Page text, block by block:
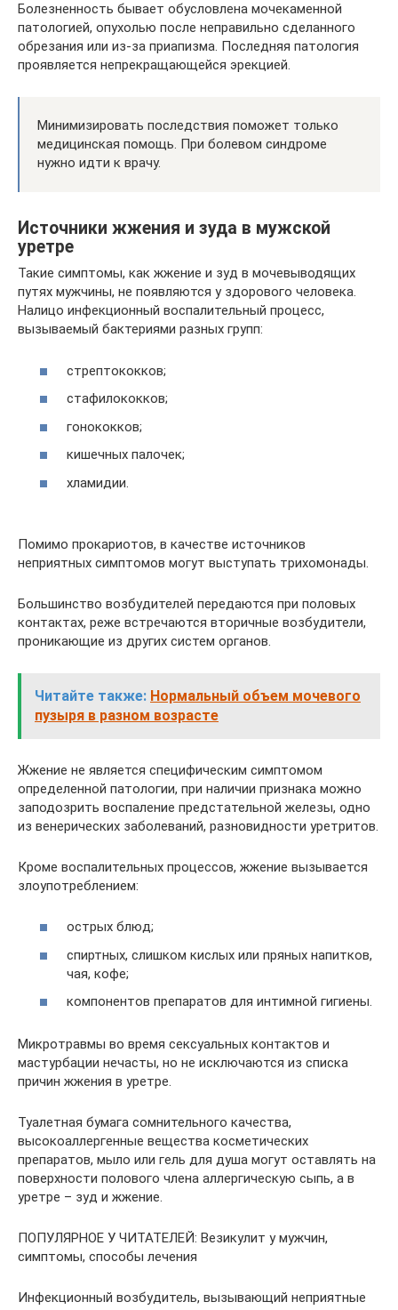
Болезненность бывает обусловлена мочекаменной
патологией, опухолью после неправильно сделанного
обрезания или из-за приапизма. Последняя патология
проявляется непрекращающейся эрекцией.
Минимизировать последствия поможет только
медицинская помощь. При болевом синдроме
нужно идти к врачу.
Источники жжения и зуда в мужской
уретре
Такие симптомы, как жжение и зуд в мочевыводящих
путях мужчины, не появляются у здорового человека.
Налицо инфекционный воспалительный процесс,
вызываемый бактериями разных групп:
стрептококков;
стафилококков;
гонококков;
кишечных палочек;
хламидии.
Помимо прокариотов, в качестве источников
неприятных симптомов могут выступать трихомонады.
Большинство возбудителей передаются при половых
контактах, реже встречаются вторичные возбудители,
проникающие из других систем органов.
Читайте также: Нормальный объем мочевого
пузыря в разном возрасте
Жжение не является специфическим симптомом
определенной патологии, при наличии признака можно
заподозрить воспаление предстательной железы, одно
из венерических заболеваний, разновидности уретритов.
Кроме воспалительных процессов, жжение вызывается
злоупотреблением:
острых блюд;
спиртных, слишком кислых или пряных напитков,
чая, кофе;
компонентов препаратов для интимной гигиены.
Микротравмы во время сексуальных контактов и
мастурбации нечасты, но не исключаются из списка
причин жжения в уретре.
Туалетная бумага сомнительного качества,
высокоаллергенные вещества косметических
препаратов, мыло или гель для душа могут оставлять на
поверхности полового члена аллергическую сыпь, а в
уретре – зуд и жжение.
ПОПУЛЯРНОЕ У ЧИТАТЕЛЕЙ: Везикулит у мужчин,
симптомы, способы лечения
Инфекционный возбудитель, вызывающий неприятные